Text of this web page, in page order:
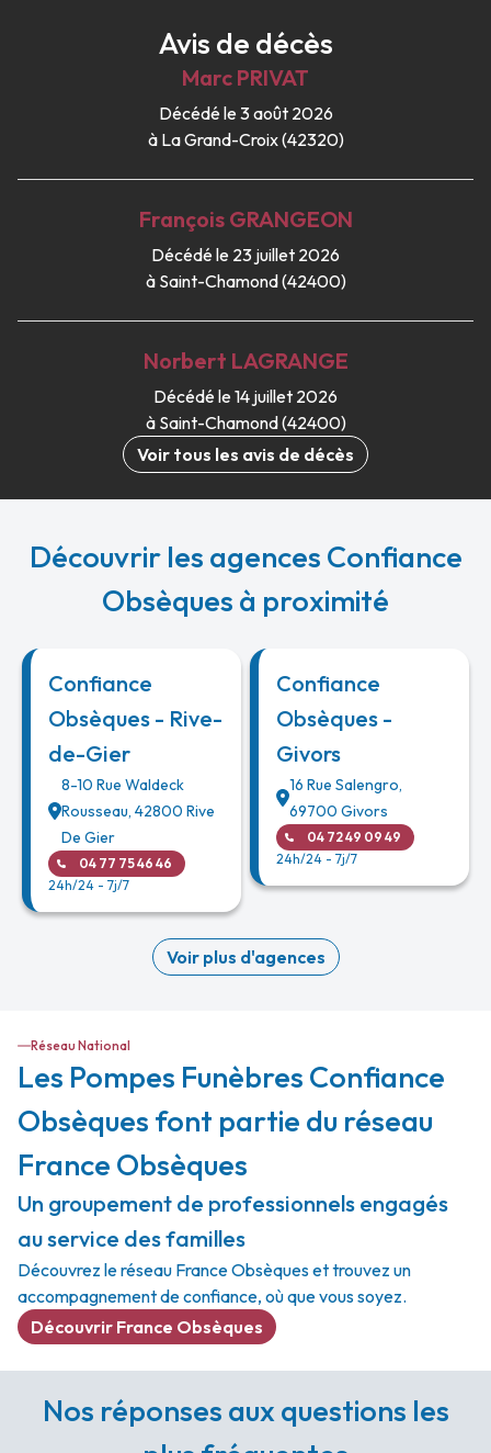
Avis de décès
Marc PRIVAT
Décédé le 3 août 2026
à La Grand-Croix (42320)
François GRANGEON
Décédé le 23 juillet 2026
à Saint-Chamond (42400)
Norbert LAGRANGE
Décédé le 14 juillet 2026
à Saint-Chamond (42400)
Voir tous les avis de décès
Découvrir les agences Confiance
Obsèques à proximité
Confiance
Obsèques - Rive-
de-Gier
8-10 Rue Waldeck
Rousseau, 42800 Rive
De Gier
04 77 75 46 46
24h/24 - 7j/7
Confiance
Obsèques -
Givors
16 Rue Salengro,
69700 Givors
04 72 49 09 49
24h/24 - 7j/7
Voir plus d'agences
Réseau National
Les Pompes Funèbres Confiance
Obsèques font partie du réseau
France Obsèques
Un groupement de professionnels engagés
au service des familles
Découvrez le réseau France Obsèques et trouvez un
accompagnement de confiance, où que vous soyez.
Découvrir France Obsèques
Nos réponses aux questions les